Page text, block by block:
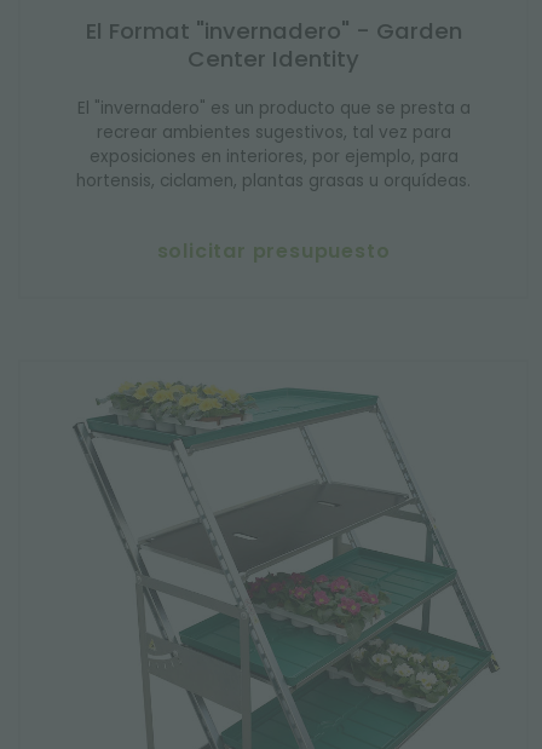
El Format "invernadero" - Garden
Center Identity
El "invernadero" es un producto que se presta a
recrear ambientes sugestivos, tal vez para
exposiciones en interiores, por ejemplo, para
hortensis, ciclamen, plantas grasas u orquídeas.
solicitar presupuesto